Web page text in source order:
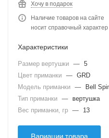
Хочу в подарок
Наличие товаров на сайте
носит справочный характер
Характеристики
Размер вертушки — 5
Цвет приманки — GRD
Модель приманки —
Bell
Тип приманки —
вертушка
Вес приманки, гр — 13
Вариации товара